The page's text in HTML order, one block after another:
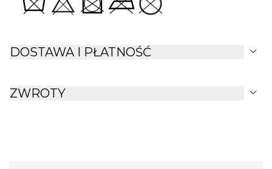
DOSTAWA I PŁATNOŚĆ expand_more
ZWROTY expand_more